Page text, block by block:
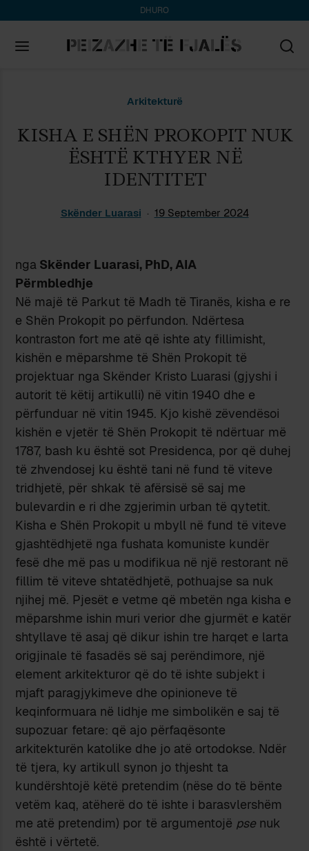
DHURO
Arkitekturë
KISHA E SHËN PROKOPIT NUK
ËSHTË KTHYER NË
IDENTITET
Skënder Luarasi 19 September 2024
nga Skënder Luarasi, PhD, AIA
Përmbledhje
Në majë të Parkut të Madh të Tiranës, kisha e re
e Shën Prokopit po përfundon. Ndërtesa
kontraston fort me atë që ishte aty fillimisht,
kishën e mëparshme të Shën Prokopit të
projektuar nga Skënder Kristo Luarasi (gjyshi i
autorit të këtij artikulli) në vitin 1940 dhe e
përfunduar në vitin 1945. Kjo kishë zëvendësoi
kishën e vjetër të Shën Prokopit të ndërtuar më
1787, bash ku është sot Presidenca, por që duhej
të zhvendosej ku është tani në fund të viteve
tridhjetë, për shkak të afërsisë së saj me
bulevardin e ri dhe zgjerimin urban të qytetit.
Kisha e Shën Prokopit u mbyll në fund të viteve
gjashtëdhjetë nga fushata komuniste kundër
fesë dhe më pas u modifikua në një restorant në
fillim të viteve shtatëdhjetë, pothuajse sa nuk
njihej më. Pjesët e vetme që mbetën nga kisha e
mëparshme ishin muri verior dhe gjurmët e katër
shtyllave të asaj që dikur ishin tre harqet e larta
origjinale të fasadës së saj perëndimore, një
element arkitekturor që do të ishte subjekt i
mjaft paragjykimeve dhe opinioneve të
keqinformuara në lidhje me simbolikën e saj të
supozuar fetare: që ajo përfaqësonte
arkitekturën katolike dhe jo atë ortodokse. Ndër
të tjera, ky artikull synon jo thjesht ta
kundërshtojë këtë pretendim (nëse do të bënte
vetëm kaq, atëherë do të ishte i barasvlershëm
me atë pretendim) por të argumentojë pse nuk
është i vërtetë.